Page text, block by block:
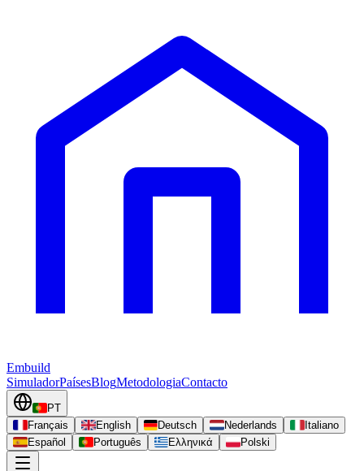
Embuild
SimuladorPaísesBlogMetodologiaContacto
PT
Français
English Deutsch Nederlands
Italiano
Español
Português Ελληνικά Polski